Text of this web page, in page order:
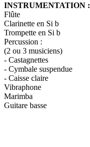
INSTRUMENTATION :
Flûte
Clarinette en Si b
Trompette en Si b
Percussion :
(2 ou 3 musiciens)
- Castagnettes
- Cymbale suspendue
- Caisse claire
Vibraphone
Marimba
Guitare basse